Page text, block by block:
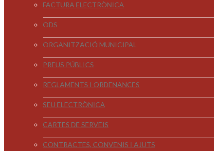
FACTURA ELECTRÒNICA
ODS
ORGANITZACIÓ MUNICIPAL
PREUS PÚBLICS
REGLAMENTS I ORDENANCES
SEU ELECTRÒNICA
CARTES DE SERVEIS
CONTRACTES, CONVENIS I AJUTS